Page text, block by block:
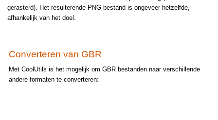
gerasterd). Het resulterende PNG-bestand is ongeveer hetzelfde,
afhankelijk van het doel.
Converteren van GBR
Met CoolUtils is het mogelijk om GBR bestanden naar verschillende
andere formaten te converteren: